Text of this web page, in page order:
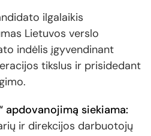
ilgalaikis
Lietuvos verslo
indėlis įgyvendinant
tikslus ir prisidedant
apdovanojimą siekiama:
ir direkcijos darbuotojų